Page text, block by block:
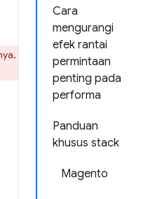
Cara
mengurangi
efek rantai
permintaan
penting pada
performa
Panduan
khusus stack
Magento